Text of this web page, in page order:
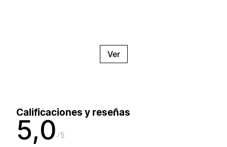
Ver
Calificaciones y reseñas
5,0 5